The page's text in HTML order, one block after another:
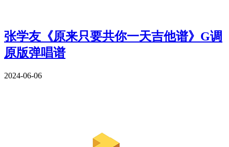
张学友《原来只要共你一天吉他谱》G调
原版弹唱谱
2024-06-06